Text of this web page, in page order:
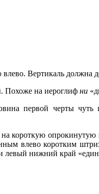
Вертикаль должна
Похоже на иероглиф ни
первой черты
опрокинутую
влево коротким
левый нижний край